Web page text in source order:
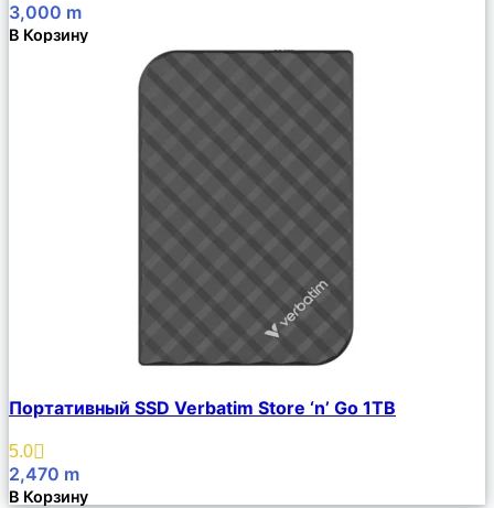
3,000 m
В Корзину
Описание
Избранное
Портативный SSD Verbatim Store ‘n’ Go 1TB
5.0
2,470 m
В Корзину